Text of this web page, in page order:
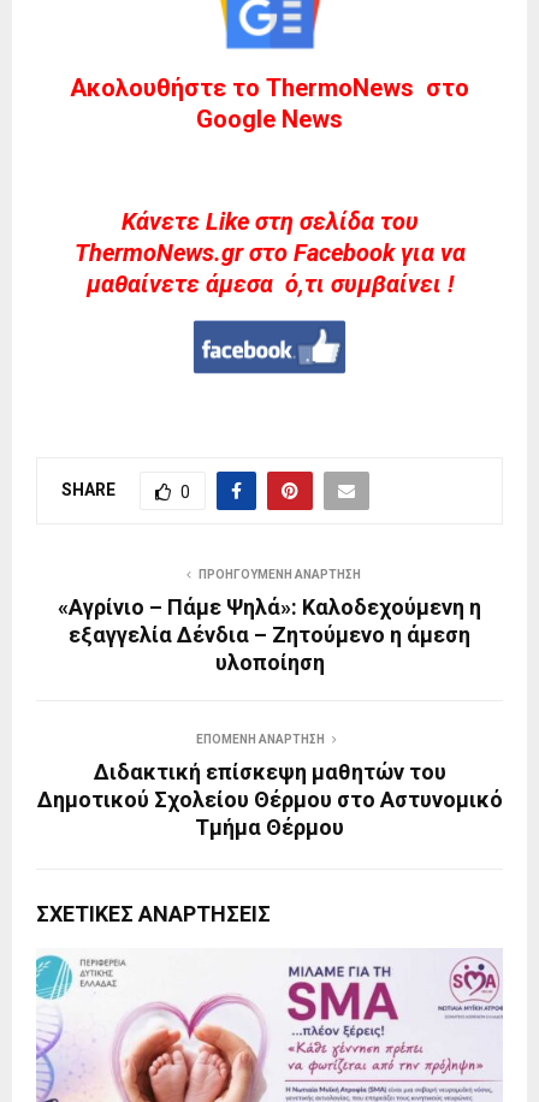
Ακολουθήστε το ThermoNews στο
Google News
Kάνετε Like στη σελίδα του
ThermoNews.gr στο Facebook για να
μαθαίνετε άμεσα ό,τι συμβαίνει !
SHARE 0
ΠΡΟΗΓΟΎΜΕΝΗ ΑΝΆΡΤΗΣΗ
«Αγρίνιο – Πάμε Ψηλά»: Καλοδεχούμενη η
εξαγγελία Δένδια – Ζητούμενο η άμεση
υλοποίηση
ΕΠΌΜΕΝΗ ΑΝΆΡΤΗΣΗ
Διδακτική επίσκεψη μαθητών του
Δημοτικού Σχολείου Θέρμου στο Αστυνομικό
Τμήμα Θέρμου
ΣΧΕΤΙΚΈΣ ΑΝΑΡΤΉΣΕΙΣ